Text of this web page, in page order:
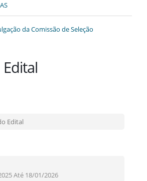
da Comissão de Seleção
Edital
Até 18/01/2026